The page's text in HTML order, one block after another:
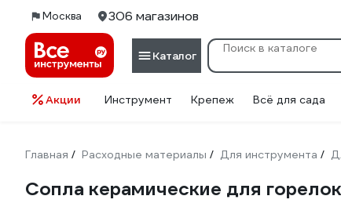
Москва 306 магазинов
Каталог
Акции Инструмент Крепеж Всё для сада
Главная / Расходные материалы / Для инструмента /
Сопла керамические для